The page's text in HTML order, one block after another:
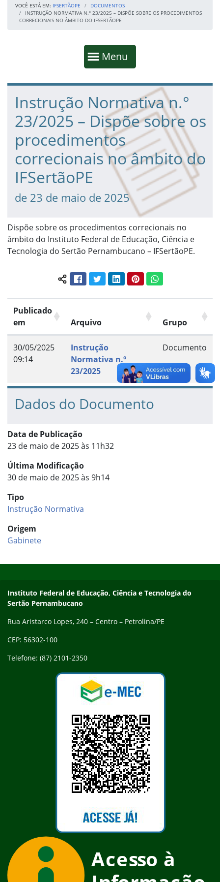
VOCÊ ESTÁ EM: IFSERTÃOPE
DOCUMENTOS
INSTRUÇÃO NORMATIVA N.° 23/2025 – DISPÕE SOBRE OS PROCEDIMENTOS
CORRECIONAIS NO ÂMBITO DO IFSERTÃOPE
Mostrar
Menu
Fim da navegação
Início do conteúdo
Instrução Normativa n.°
23/2025 – Dispõe sobre os
procedimentos
correcionais no âmbito do
IFSertãoPE
de 23 de maio de 2025
Dispõe sobre os procedimentos correcionais no
âmbito do Instituto Federal de Educação, Ciência e
Tecnologia do Sertão Pernambucano – IFSertãoPE.
Compartilhar conteúdo:
FacebookTwitterLinkedInPinterestWhatsApp
Publicado
em
Arquivo Grupo
30/05/2025
09:14
Instrução
Normativa n.º
23/2025
Documento
Dados do Documento
Data de Publicação
23 de maio de 2025 às 11h32
Última Modificação
30 de maio de 2025 às 9h14
Tipo
Instrução Normativa
Origem
Gabinete
Endereço
Instituto Federal de Educação, Ciência e Tecnologia do
Sertão Pernambucano
Rua Aristarco Lopes, 240 – Centro – Petrolina/PE
CEP: 56302-100
Telefone: (87) 2101-2350